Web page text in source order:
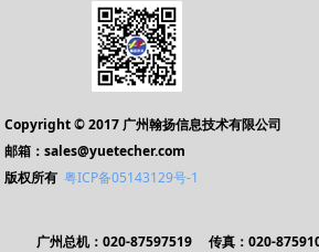
Copyright © 2017 广州翰扬信息技术有限公司
邮箱：sales@yuetecher.com
版权所有 粤ICP备05143129号-1
广州总机：020-87597519 传真：020-